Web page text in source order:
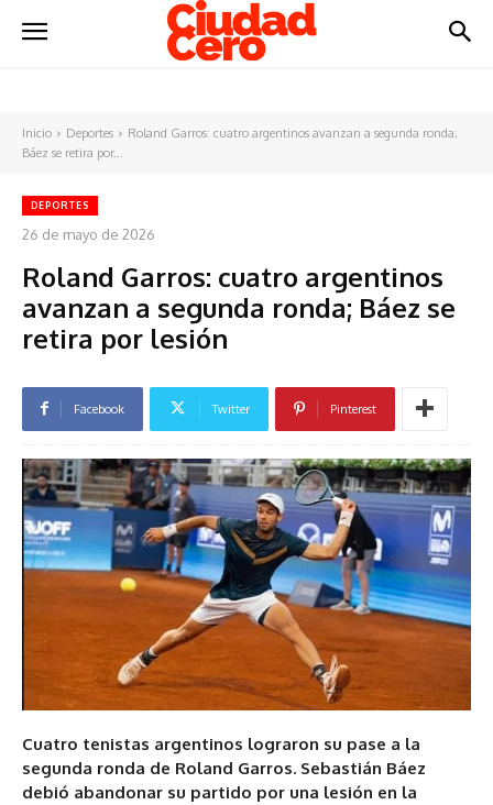
Inicio Deportes
Roland Garros: cuatro argentinos avanzan a segunda ronda;
Báez se retira por...
DEPORTES
26 de mayo de 2026
Roland Garros: cuatro argentinos
avanzan a segunda ronda; Báez se
retira por lesión
Facebook Twitter Pinterest
Cuatro tenistas argentinos lograron su pase a la
segunda ronda de Roland Garros. Sebastián Báez
debió abandonar su partido por una lesión en la